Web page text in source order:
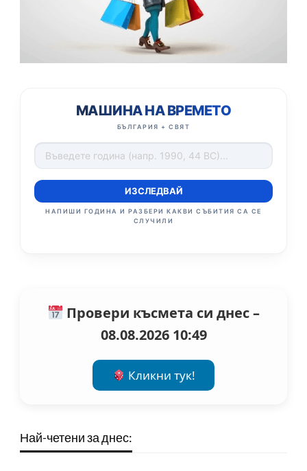
МАШИНА НА ВРЕМЕТО
БЪЛГАРИЯ + СВЯТ
ИЗСЛЕДВАЙ
НАПИШИ ГОДИНА И РАЗБЕРИ КАКВИ СЪБИТИЯ СА СЕ
СЛУЧИЛИ
Провери късмета си днес –
08.08.2026 10:49
Кликни тук!
Най-четени за днес: